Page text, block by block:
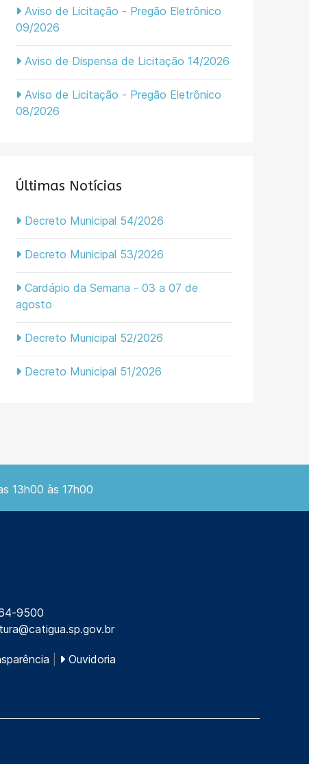
Aviso de Licitação - Pregão Eletrônico
09/2026
Aviso de Dispensa de Licitação 14/2026
Aviso de Licitação - Pregão Eletrônico
08/2026
Últimas Notícias
Decreto Municipal 54/2026
Decreto Municipal 53/2026
Cardápio da Semana - 03 a 07 de
agosto
Decreto Municipal 52/2026
Decreto Municipal 51/2026
13h00 às 17h00
9500
Ouvidoria